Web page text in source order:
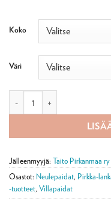
Koko
Väri
Jälleenmyyjä: Taito Pirkanmaa ry
Osastot: Neulepaidat, Pirkka-
-tuotteet, Villapaidat